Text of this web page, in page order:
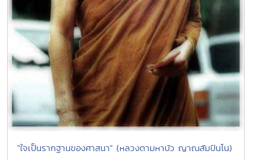
"ใจเป็นรากฐานของศาสนา" (หลวงตามหาบัว ญาณสัมปันโน)